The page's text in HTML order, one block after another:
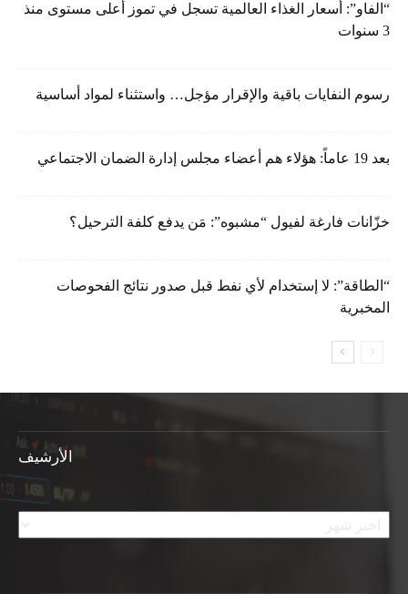
“الفاو”: أسعار الغذاء العالمية تسجل في تموز أعلى مستوى منذ
3 سنوات
رسوم النفايات باقية والإقرار مؤجل… واستثناء لمواد أساسية
بعد 19 عاماً: هؤلاء هم أعضاء مجلس إدارة الضمان الاجتماعي
خزّانات فارغة لفيول “مشبوه”: مَن يدفع كلفة الترحيل؟
“الطاقة”: لا إستخدام لأي نفط قبل صدور نتائج الفحوصات
المخبرية
الأرشيف
الأرشيف